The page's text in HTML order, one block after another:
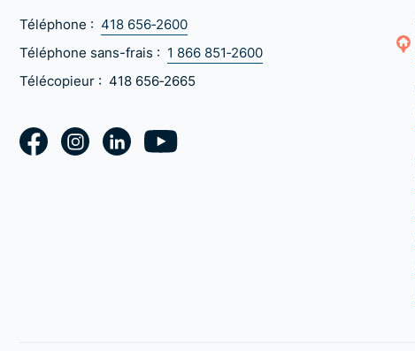
Téléphone : 418 656‑2600
Téléphone sans-frais : 1 866 851‑2600
Télécopieur : 418 656‑2665